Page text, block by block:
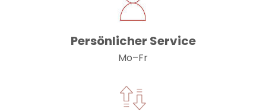
Persönlicher Service
Mo–Fr